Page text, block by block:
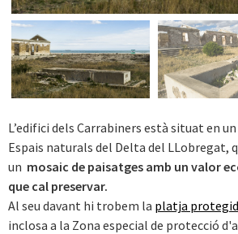
L’edifici dels Carrabiners està situat en
Espais naturals del Delta del LLobregat,
un mosaic de paisatges amb un valor
que cal preservar.
Al seu davant hi trobem la platja
inclosa a la Zona especial de protecció